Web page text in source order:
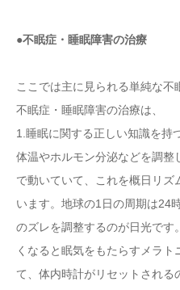
●不眠症・睡眠障害の治療
ここでは主に見られる単純な不
不眠症・睡眠障害の治療は、
1.睡眠に関する正しい知識を持
体温やホルモン分泌などを調整
で動いていて、これを概日リ
います。地球の1日の周期は24
のズレを調整するのが日光で
くなると眠気をもたらすメラ
て、体内時計がリセットされる